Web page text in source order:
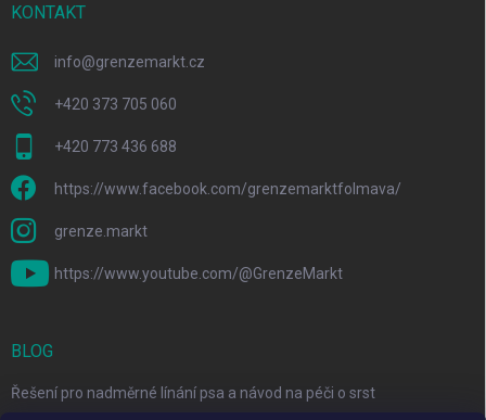
KONTAKT
info@grenzemarkt.cz
+420 373 705 060
+420 773 436 688
https://www.facebook.com/grenzemarktfolmava/
grenze.markt
https://www.youtube.com/@GrenzeMarkt
BLOG
Řešení pro nadměrné línání psa a návod na péči o srst